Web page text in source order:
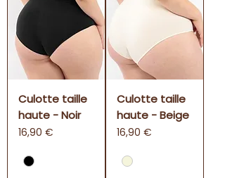
Culotte taille
haute - Noir
Preis
16,90 €
Culotte taille
haute - Beige
Preis
16,90 €